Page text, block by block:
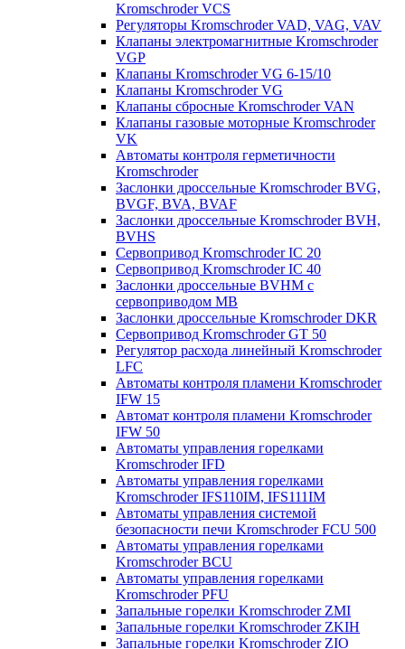
Kromschroder VCS
Регуляторы Kromschroder VAD, VAG, VAV
Клапаны электромагнитные Kromschroder
VGP
Клапаны Kromschroder VG 6-15/10
Клапаны Kromschroder VG
Клапаны сбросные Kromschroder VAN
Клапаны газовые моторные Kromschroder
VK
Автоматы контроля герметичности
Kromschroder
Заслонки дроссельные Kromschroder BVG,
BVGF, BVA, BVAF
Заслонки дроссельные Kromschroder BVH,
BVHS
Сервопривод Kromschroder IC 20
Сервопривод Kromschroder IC 40
Заслонки дроссельные BVHM с
сервоприводом МВ
Заслонки дроссельные Kromschroder DKR
Cервопривод Kromschroder GT 50
Регулятор расхода линейный Kromschroder
LFC
Автоматы контроля пламени Kromschroder
IFW 15
Автомат контроля пламени Kromschroder
IFW 50
Автоматы управления горелками
Kromschroder IFD
Автоматы управления горелками
Kromschroder IFS110IM, IFS111IM
Автоматы управления системой
безопасности печи Kromschroder FCU 500
Автоматы управления горелками
Kromschroder BCU
Автоматы управления горелками
Kromschroder PFU
Запальные горелки Kromschroder ZМI
Запальные горелки Kromschroder ZKIH
Запальные горелки Kromschroder ZIO